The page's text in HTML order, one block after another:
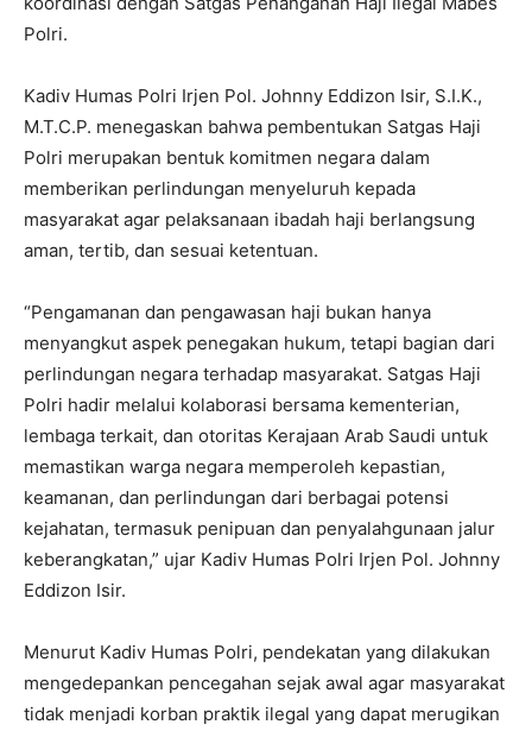
Polri.
Kadiv Humas Polri Irjen Pol. Johnny Eddizon Isir, S.I.K.,
M.T.C.P. menegaskan bahwa pembentukan Satgas Haji
Polri merupakan bentuk komitmen negara dalam
memberikan perlindungan menyeluruh kepada
masyarakat agar pelaksanaan ibadah haji berlangsung
aman, tertib, dan sesuai ketentuan.
“Pengamanan dan pengawasan haji bukan hanya
menyangkut aspek penegakan hukum, tetapi bagian dari
perlindungan negara terhadap masyarakat. Satgas Haji
Polri hadir melalui kolaborasi bersama kementerian,
lembaga terkait, dan otoritas Kerajaan Arab Saudi untuk
memastikan warga negara memperoleh kepastian,
keamanan, dan perlindungan dari berbagai potensi
kejahatan, termasuk penipuan dan penyalahgunaan jalur
keberangkatan,” ujar Kadiv Humas Polri Irjen Pol. Johnny
Eddizon Isir.
Menurut Kadiv Humas Polri, pendekatan yang dilakukan
mengedepankan pencegahan sejak awal agar masyarakat
tidak menjadi korban praktik ilegal yang dapat merugikan